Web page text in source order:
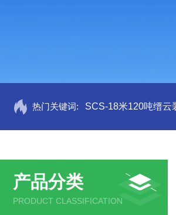
热门关键词: SCS-18米120吨缙云
产品分类
PRODUCT CLASSIFICATION